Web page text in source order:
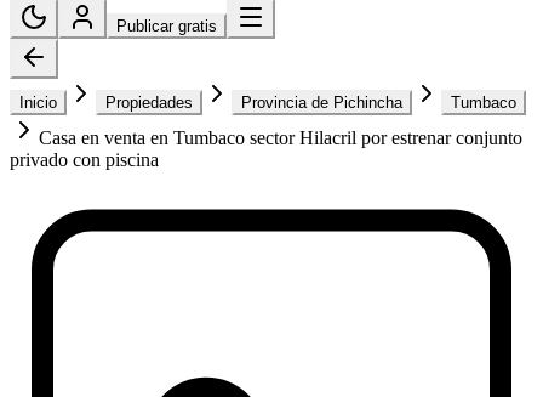
Publicar gratis
Inicio Propiedades Provincia de Pichincha Tumbaco
Casa en venta en Tumbaco sector Hilacril por estrenar conjunto
privado con piscina